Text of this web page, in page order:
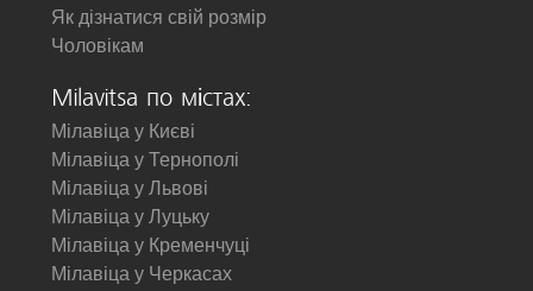
Як дізнатися свій розмір
Чоловікам
Milavitsa по містах:
Мілавіца у Києві
Мілавіца у Тернополі
Мілавіца у Львові
Мілавіца у Луцьку
Мілавіца у Кременчуці
Мілавіца у Черкасах